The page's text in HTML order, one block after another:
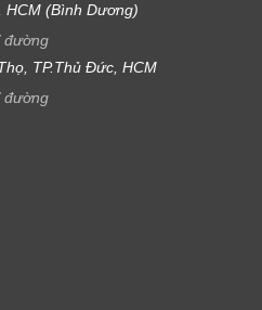
HCM (Bình Dương)
đường
TP.Thủ Đức, HCM
đường